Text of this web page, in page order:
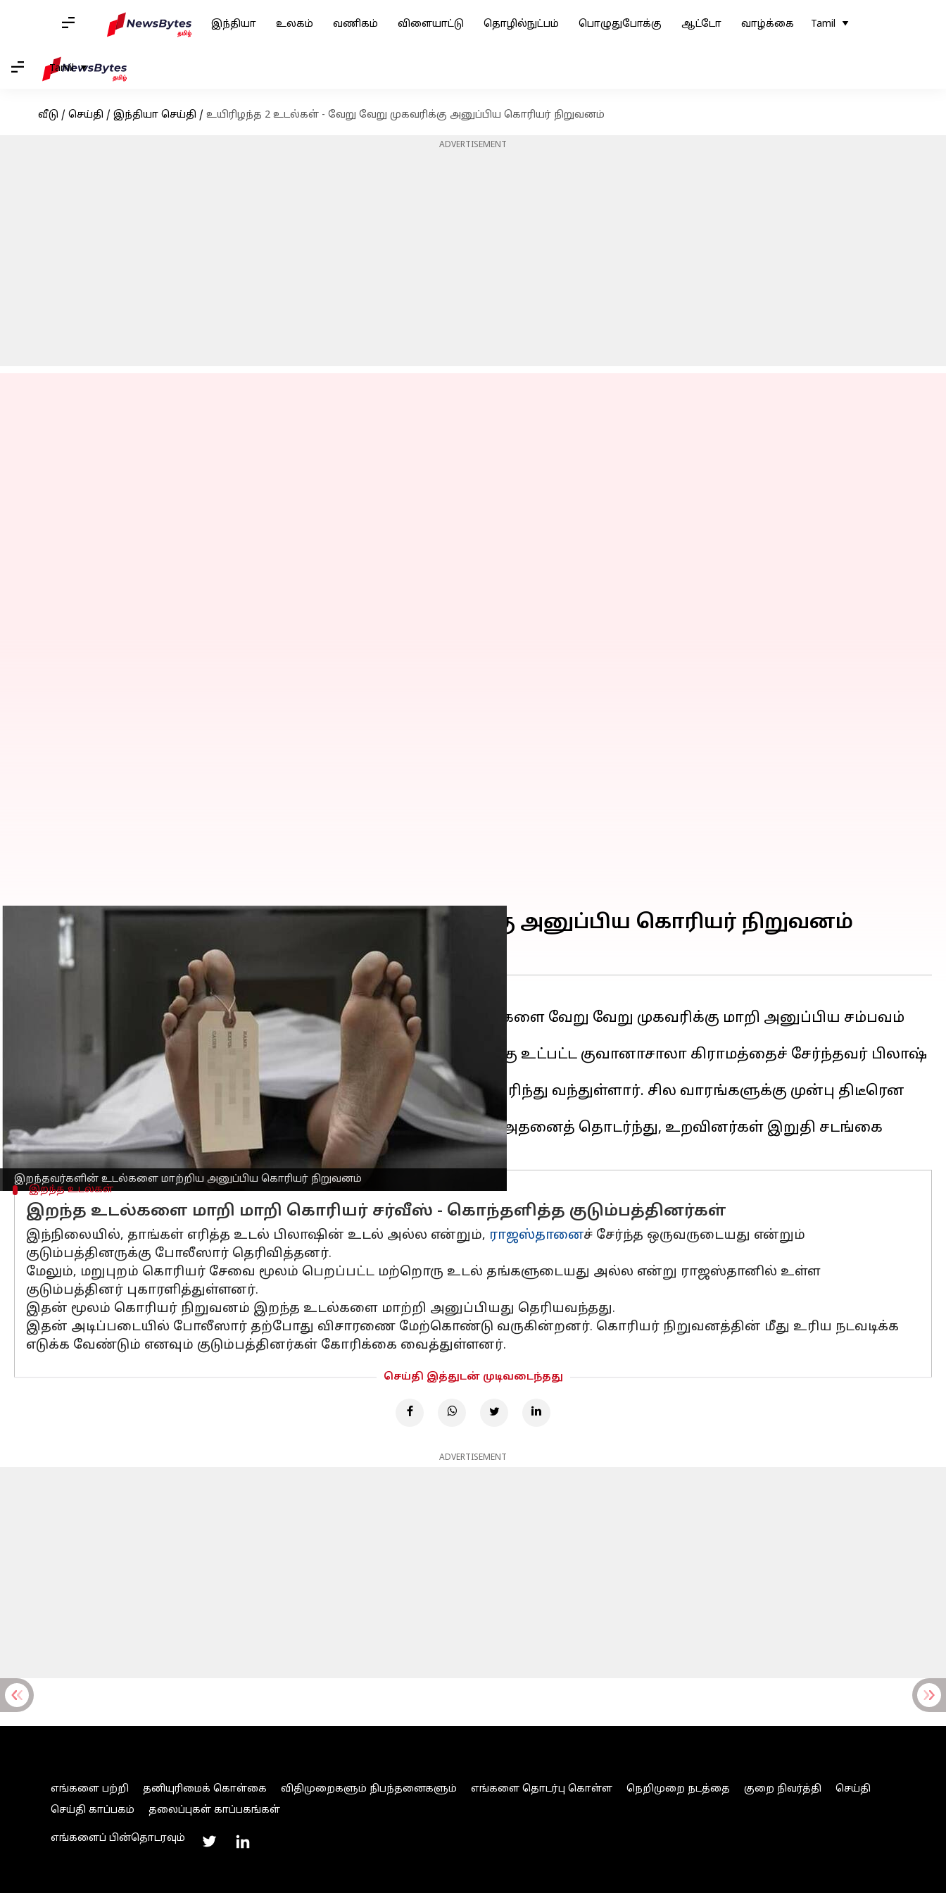
இந்தியா உலகம் வணிகம் விளையாட்டு தொழில்நுட்பம் பொழுதுபோக்கு ஆட்டோ வாழ்க்கை Tamil
Tamil
வீடு / செய்தி / இந்தியா செய்தி / உயிரிழந்த 2 உடல்கள் - வேறு வேறு முகவரிக்கு அனுப்பிய கொரியர் நிறுவனம்
ADVERTISEMENT
இறந்தவர்களின் உடல்களை மாற்றிய அனுப்பிய கொரியர் நிறுவனம்
உயிரிழந்த 2 உடல்கள் - வேறு வேறு முகவரிக்கு அனுப்பிய கொரியர் நிறுவனம்
05:34 pm
வில், கொரியர் நிறுவனம் ஒன்று இறந்த நபர்களின் உடல்களை வேறு வேறு முகவரிக்கு மாறி அனுப்பிய சம்பவம்
அதிர்ச்சியை ஏற்படுத்தியுள்ளது.
ஒடிசா, கட்டாக் மாவட்டத்தில் உள்ள நேமாலோ காவல் நிலையத்திற்கு உட்பட்ட குவானாசாலா கிராமத்தைச் சேர்ந்தவர் பிலாஷ்
இவர் மும்பையில் உள்ள ஒரு தனியார் மோட்டார் ஷோரூமில் பணிபுரிந்து வந்துள்ளார். சில வாரங்களுக்கு முன்பு திடீரென
உடல்நலக்குறைவால் காலமானார்.
இதனால், அவரது உடல் கொரியர் மூலம் வீட்டிற்கு அனுப்பப்பட்டது. அதனைத் தொடர்ந்து, உறவினர்கள் இறுதி சடங்கை
இறந்த உடல்கள்
இறந்த உடல்களை மாறி மாறி கொரியர் சர்வீஸ் - கொந்தளித்த குடும்பத்தினர்கள்
இந்நிலையில், தாங்கள் எரித்த உடல் பிலாஷின் உடல் அல்ல என்றும், ராஜஸ்தானைச் சேர்ந்த ஒருவருடையது என்றும்
குடும்பத்தினருக்கு போலீஸார் தெரிவித்தனர்.
மேலும், மறுபுறம் கொரியர் சேவை மூலம் பெறப்பட்ட மற்றொரு உடல் தங்களுடையது அல்ல என்று ராஜஸ்தானில் உள்ள
குடும்பத்தினர் புகாரளித்துள்ளனர்.
இதன் மூலம் கொரியர் நிறுவனம் இறந்த உடல்களை மாற்றி அனுப்பியது தெரியவந்தது.
இதன் அடிப்படையில் போலீஸார் தற்போது விசாரணை மேற்கொண்டு வருகின்றனர். கொரியர் நிறுவனத்தின் மீது உரிய நடவடிக்க
எடுக்க வேண்டும் எனவும் குடும்பத்தினர்கள் கோரிக்கை வைத்துள்ளனர்.
செய்தி இத்துடன் முடிவடைந்தது
ADVERTISEMENT
எங்களை பற்றி தனியுரிமைக் கொள்கை விதிமுறைகளும் நிபந்தனைகளும் எங்களை தொடர்பு கொள்ள நெறிமுறை நடத்தை குறை நிவர்த்தி
செய்தி
செய்தி காப்பகம்
தலைப்புகள் காப்பகங்கள்
எங்களைப் பின்தொடரவும்